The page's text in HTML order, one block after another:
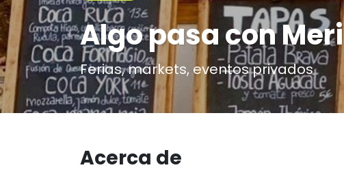
Algo pasa con Meri
Ferias, markets, eventos privados
Acerca de